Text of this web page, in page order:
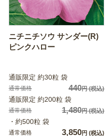
ニチニチソウ サンダー(R)
ピンクハロー
通販限定 約30粒 袋
通常価格 440円(税込)
通販限定 約200粒 袋
通常価格 1,480円(税込)
・約500粒 袋
通常価格 3,850円 (税込)